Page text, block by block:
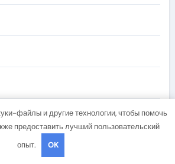
файлы и другие технологии, чтобы помочь
предоставить лучший пользовательский
опыт.
OK